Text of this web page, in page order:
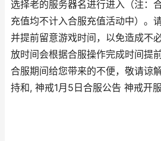
选择老的服务器名进行进入（注：
充值均不计入合服充值活动中）。
并提前留意游戏时间，以免造成不
放时间会根据合服操作完成时间提
合服期间给您带来的不便，敬请谅
持和, 神戒1月5日合服公告 神戒开服